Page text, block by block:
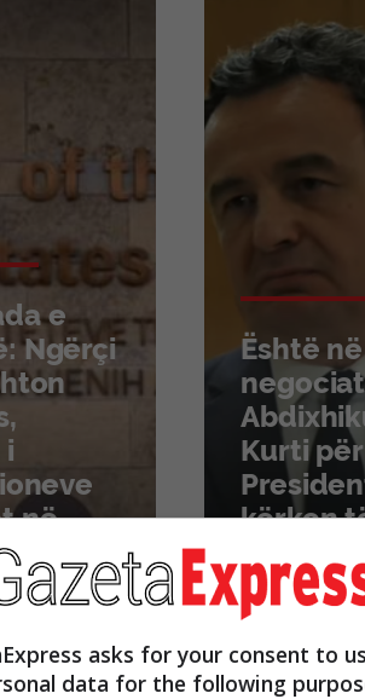
e
Ngërçi
i
në
me
Është në
Kurti për
kërkon
Hamzën
Gjinin:
asks for your consent to
data for the following